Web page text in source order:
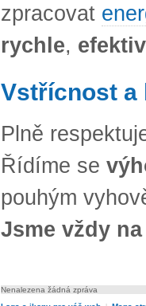
zpracovat
rychle,
Vstřícnost a
Plně
Řídíme se
pouhým
Jsme vždy
Nenalezena žádná zpráva